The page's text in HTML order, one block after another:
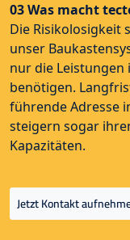
03 Was macht
Die Risikolosigkeit
unser
nur die Leistungen
benötigen.
führende Adresse
steigern sogar
Kapazitäten.
Jetzt Kontakt